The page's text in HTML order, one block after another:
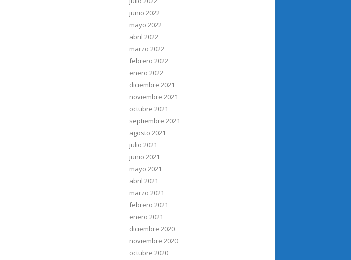
junio 2022
mayo 2022
abril 2022
marzo 2022
febrero 2022
enero 2022
diciembre 2021
noviembre 2021
octubre 2021
septiembre 2021
agosto 2021
julio 2021
junio 2021
mayo 2021
abril 2021
marzo 2021
febrero 2021
enero 2021
diciembre 2020
noviembre 2020
octubre 2020